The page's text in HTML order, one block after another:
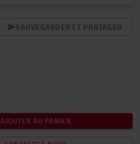
SAUVEGARDER ET PARTAGER
AJOUTER AU PANIER